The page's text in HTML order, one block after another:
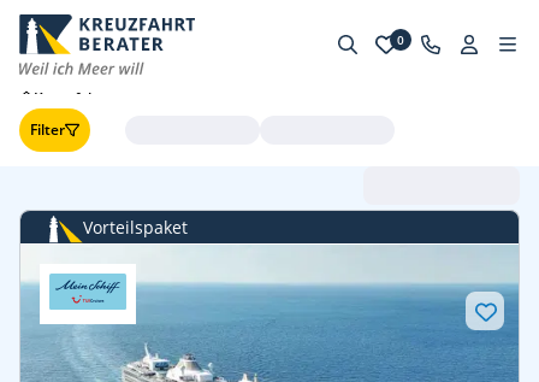
0
Kreuzfahrten
Filter
Vorteilspaket